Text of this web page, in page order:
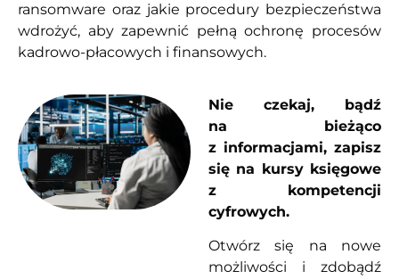
ransomware oraz jakie procedury bezpieczeństwa
wdrożyć, aby zapewnić pełną ochronę procesów
kadrowo-płacowych i finansowych.
Nie czekaj, bądź
na bieżąco
z informacjami, zapisz
się na kursy księgowe
z kompetencji
cyfrowych.
Otwórz się na nowe
możliwości i zdobądź